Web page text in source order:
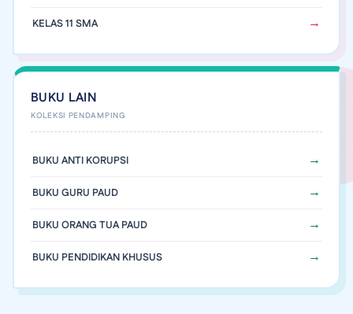
KELAS 11 SMA
BUKU LAIN
BUKU ANTI KORUPSI
BUKU GURU PAUD
BUKU ORANG TUA PAUD
BUKU PENDIDIKAN KHUSUS